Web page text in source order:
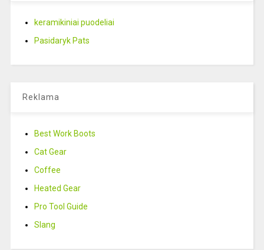
keramikiniai puodeliai
Pasidaryk Pats
Reklama
Best Work Boots
Cat Gear
Coffee
Heated Gear
Pro Tool Guide
Slang